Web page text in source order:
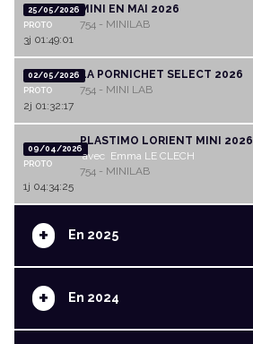
25/05/2026
PROTO
MINI EN MAI 2026
754 - MINILAB
3j 01:49:01
02/05/2026
PROTO
LA PORNICHET SELECT 2026
754 - MINI LAB
2j 01:32:17
09/04/2026
PROTO
PLASTIMO LORIENT MINI 2026
avec Emma LE CLECH
754 - MINILAB
1j 04:34:25
+ En 2025
+ En 2024